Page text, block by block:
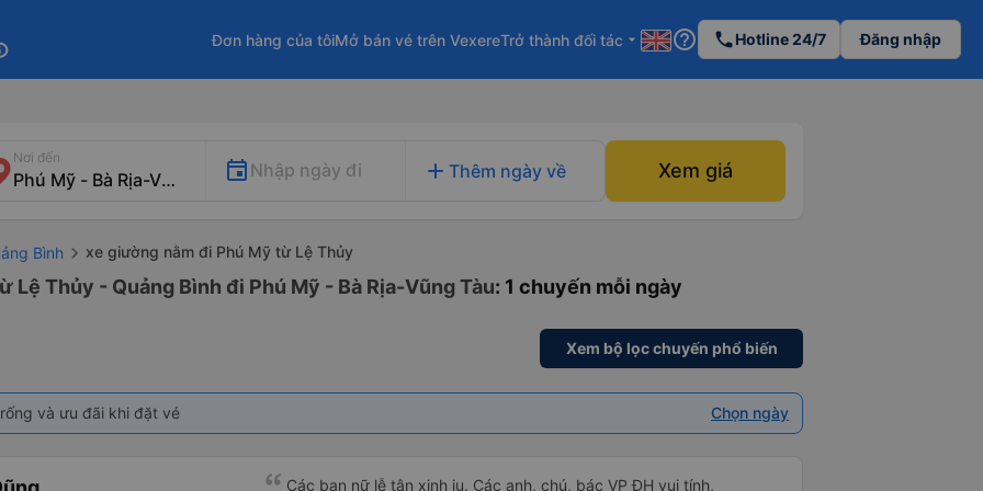
Đơn hàng của tôiMở bán vé trên VexereTrở thành đối tác arrow_drop_down help_outline phoneHotline 24/7 Đăng nhập
Nơi đến
Nhập ngày đi add Thêm ngày về Xem giá
Bình xe giường nằm đi Phú Mỹ từ Lệ Thủy
Lệ Thủy - Quảng Bình đi Phú Mỹ - Bà Rịa-Vũng Tàu: 1 chuyến mỗi ngày
Xem bộ lọc chuyến phổ biến
và ưu đãi khi đặt vé Chọn ngày
Các bạn nữ lễ tân xinh iu. Các anh, chú, bác VP ĐH vui tính,